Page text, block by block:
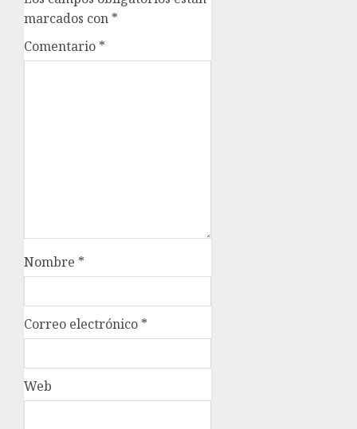
marcados con *
Comentario *
Nombre *
Correo electrónico *
Web